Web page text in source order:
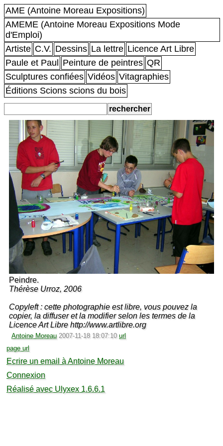
AME (Antoine Moreau Expositions)
AMEME (Antoine Moreau Expositions Mode
d'Emploi)
Artiste C.V. Dessins La lettre Licence Art Libre
Paule et Paul
Peinture de peintres QR
Sculptures confiées Vidéos Vitagraphies
Éditions Scions scions du bois
Peindre.
Thérèse Urroz, 2006
Copyleft : cette photographie est libre, vous pouvez la
copier, la diffuser et la modifier selon les termes de la
Licence Art Libre http://www.artlibre.org
Antoine Moreau 2007-11-18 18:07:10 url
page url
Ecrire un email à Antoine Moreau
Connexion
Réalisé avec Ulyxex 1.6.6.1